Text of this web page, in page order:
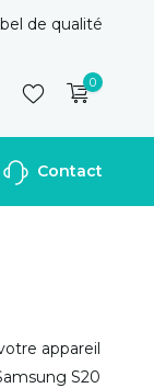
de qualité
0
Contact
appareil
S20